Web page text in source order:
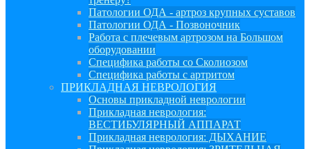
Патологии ОДА - артроз крупных суставов
Патологии ОДА - Позвоночник
Работа с плечевым артрозом на Большом
оборудовании
Специфика работы со Сколиозом
Специфика работы с артритом
ПРИКЛАДНАЯ НЕВРОЛОГИЯ
Основы прикладной неврологии
Прикладная неврология:
ВЕСТИБУЛЯРНЫЙ АППАРАТ
Прикладная неврология: ДЫХАНИЕ